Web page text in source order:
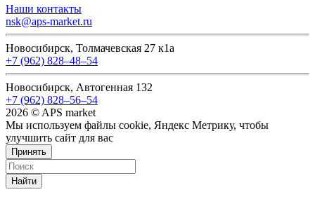
Наши контакты
nsk@aps-market.ru
Новосибирск, Толмачевская 27 к1а
+7 (962) 828‒48‒54
Новосибирск, Автогенная 132
+7 (962) 828‒56‒54
2026 © APS market
Мы используем файлы cookie, Яндекс Метрику, чтобы
улучшить сайт для вас
Принять
Найти